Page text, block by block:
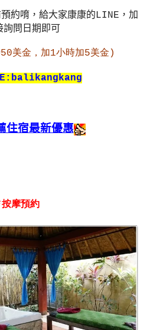
約唷，給大家康康的 LINE ，加
詢問日期即可
50美金，加1小時加5美金 )
住宿最新優惠
摩預約